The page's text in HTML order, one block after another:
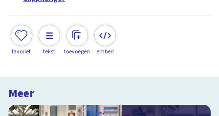
favoriet tekst toevoegen embed
Meer